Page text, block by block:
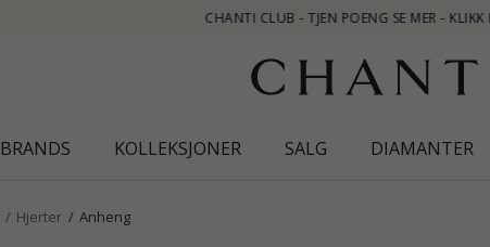
BRANDS KOLLEKSJONER SALG DIAMANTER
Hjerter Anheng